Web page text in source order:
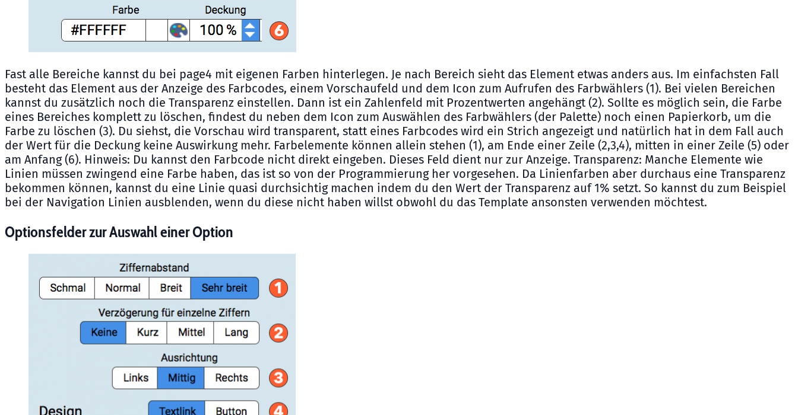
Fast alle Bereiche kannst du bei page4 mit eigenen Farben hinterlegen. Je nach Bereich sieht das Element etwas anders aus. Im einfachsten Fall
besteht das Element aus der Anzeige des Farbcodes, einem Vorschaufeld und dem Icon zum Aufrufen des Farbwählers (1). Bei vielen Bereichen
kannst du zusätzlich noch die Transparenz einstellen. Dann ist ein Zahlenfeld mit Prozentwerten angehängt (2). Sollte es möglich sein, die Farbe
eines Bereiches komplett zu löschen, findest du neben dem Icon zum Auswählen des Farbwählers (der Palette) noch einen Papierkorb, um die
Farbe zu löschen (3). Du siehst, die Vorschau wird transparent, statt eines Farbcodes wird ein Strich angezeigt und natürlich hat in dem Fall auch
der Wert für die Deckung keine Auswirkung mehr. Farbelemente können allein stehen (1), am Ende einer Zeile (2,3,4), mitten in einer Zeile (5) oder
am Anfang (6). Hinweis: Du kannst den Farbcode nicht direkt eingeben. Dieses Feld dient nur zur Anzeige. Transparenz: Manche Elemente wie
Linien müssen zwingend eine Farbe haben, das ist so von der Programmierung her vorgesehen. Da Linienfarben aber durchaus eine Transparenz
bekommen können, kannst du eine Linie quasi durchsichtig machen indem du den Wert der Transparenz auf 1% setzt. So kannst du zum Beispiel
bei der Navigation Linien ausblenden, wenn du diese nicht haben willst obwohl du das Template ansonsten verwenden möchtest.
Optionsfelder zur Auswahl einer Option